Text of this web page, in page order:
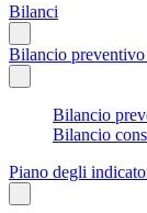
Bilanci
Bilancio
Bilancio
Bilancio
Piano degli